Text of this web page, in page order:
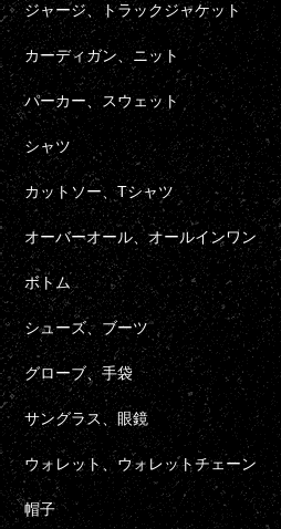
ジャージ、トラックジャケット
カーディガン、ニット
パーカー、スウェット
シャツ
カットソー、Tシャツ
オーバーオール、オールインワン
ボトム
シューズ、ブーツ
グローブ、手袋
サングラス、眼鏡
ウォレット、ウォレットチェーン
帽子